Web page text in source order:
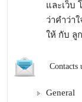
และเว็บ
ว่าคำว่า
ให้ กับ ลู
Contacts
General